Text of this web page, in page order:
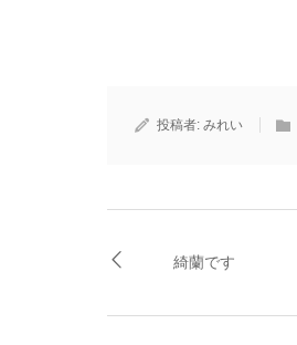
投稿者: みれい
綺蘭です